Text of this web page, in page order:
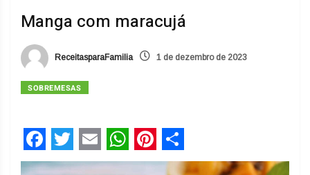
Manga com maracujá
ReceitasparaFamilia 1 de dezembro de 2023
SOBREMESAS
Facebook
Twitter
EmailWhatsApp
Pinterest
Share